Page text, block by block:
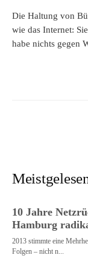
Die Haltung von
wie das Internet:
habe nichts gegen